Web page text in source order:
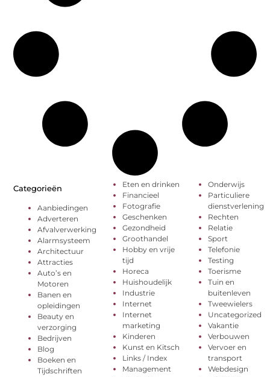
Categorieën
Aanbiedingen
Adverteren
Afvalverwerking
Alarmsysteem
Architectuur
Attracties
Auto’s en
Motoren
Banen en
opleidingen
Beauty en
verzorging
Bedrijven
Blog
Boeken en
Tijdschriften
Eten en drinken
Financieel
Fotografie
Geschenken
Gezondheid
Groothandel
Hobby en vrije
tijd
Horeca
Huishoudelijk
Industrie
Internet
Internet
marketing
Kinderen
Kunst en Kitsch
Links / Index
Management
Onderwijs
Particuliere
dienstverlening
Rechten
Relatie
Sport
Telefonie
Testing
Toerisme
Tuin en
buitenleven
Tweewielers
Uncategorized
Vakantie
Verbouwen
Vervoer en
transport
Webdesign